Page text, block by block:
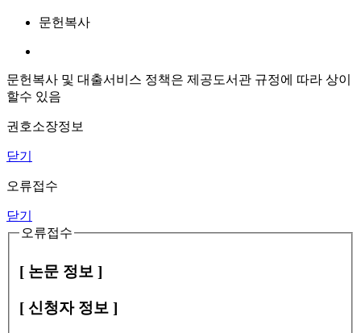
문헌복사
문헌복사 및 대출서비스 정책은 제공도서관 규정에 따라 상이
할수 있음
권호소장정보
닫기
오류접수
닫기
오류접수
[ 논문 정보 ]
[ 신청자 정보 ]